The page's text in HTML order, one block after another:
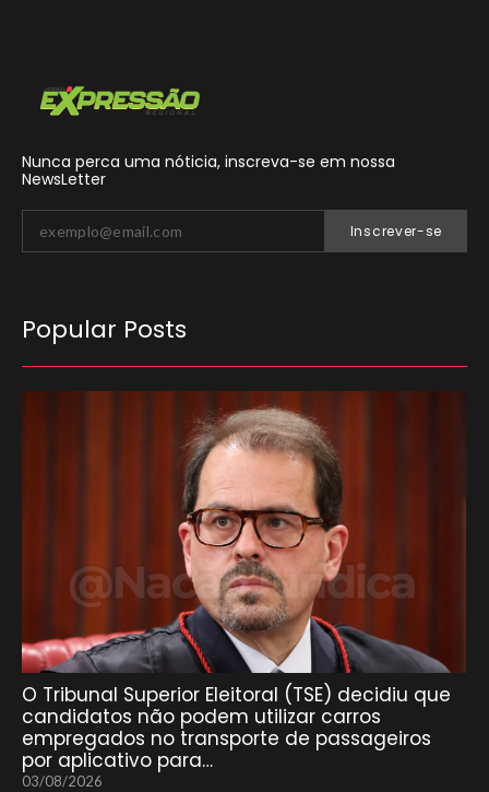
Nunca perca uma nóticia, inscreva-se em nossa
NewsLetter
Inscrever-se
Popular Posts
O Tribunal Superior Eleitoral (TSE) decidiu que
candidatos não podem utilizar carros
empregados no transporte de passageiros
por aplicativo para…
03/08/2026